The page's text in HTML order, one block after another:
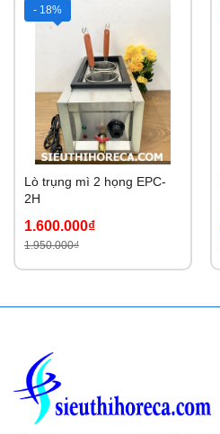
- 18%
Lò trụng mì 2 họng EPC-
2H
1.600.000₫
1.950.000₫